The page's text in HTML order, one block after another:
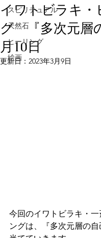
スピリチュアル
天然石
ヒーリング
絵画
イワトビラキ・
グ 『多次元層
月10日
更新日： 2023年3月9日
今回のイワトビラキ・一
ングは、『多次元層の